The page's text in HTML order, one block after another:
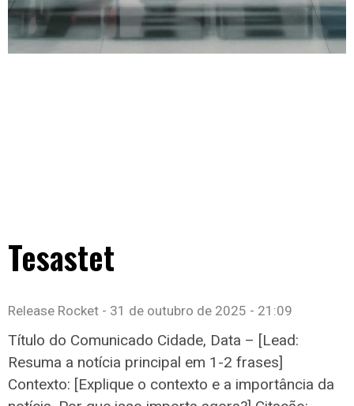
Tesastet
Release Rocket 31 de outubro de 2025 21:09
Título do Comunicado Cidade, Data – [Lead:
Resuma a notícia principal em 1-2 frases]
Contexto: [Explique o contexto e a importância da